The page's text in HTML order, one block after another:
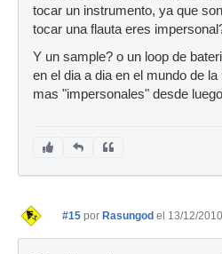
tocar un instrumento, ya que
tocar una flauta eres
Y un sample? o un loop de
en el dia a dia en el mundo de
mas "impersonales" desde
#15 por Rasungod el 13/12/2010